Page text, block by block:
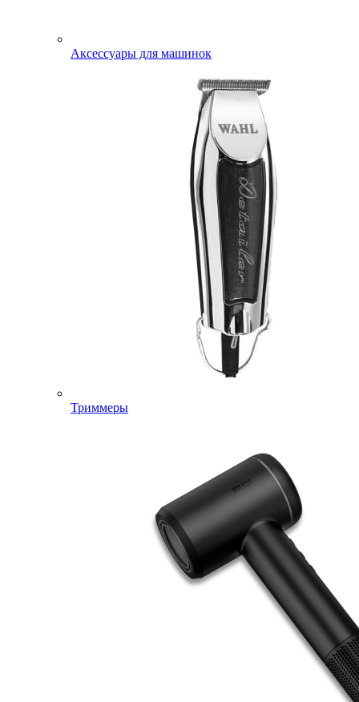
Аксессуары для машинок
Триммеры